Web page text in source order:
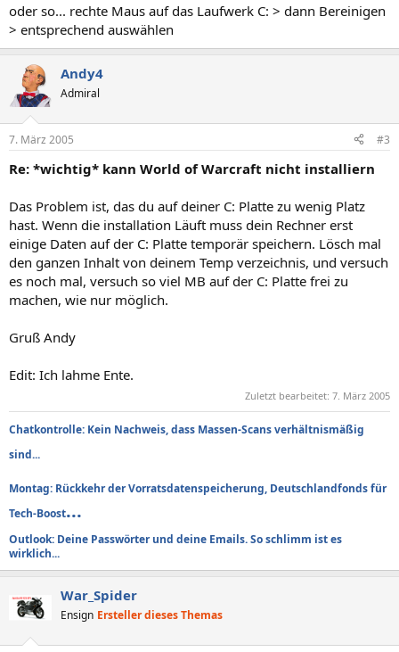
oder so... rechte Maus auf das Laufwerk C: > dann Bereinigen
> entsprechend auswählen
Andy4
Admiral
7. März 2005 #3
Re: *wichtig* kann World of Warcraft nicht installiern
Das Problem ist, das du auf deiner C: Platte zu wenig Platz
hast. Wenn die installation Läuft muss dein Rechner erst
einige Daten auf der C: Platte temporär speichern. Lösch mal
den ganzen Inhalt von deinem Temp verzeichnis, und versuch
es noch mal, versuch so viel MB auf der C: Platte frei zu
machen, wie nur möglich.
Gruß Andy
Edit: Ich lahme Ente.
Zuletzt bearbeitet: 7. März 2005
Chatkontrolle: Kein Nachweis, dass Massen-Scans verhältnismäßig
sind...
Montag: Rückkehr der Vorratsdatenspeicherung, Deutschlandfonds für
Tech-Boost...
Outlook: Deine Passwörter und deine Emails. So schlimm ist es
wirklich...
War_Spider
Ensign Ersteller dieses Themas